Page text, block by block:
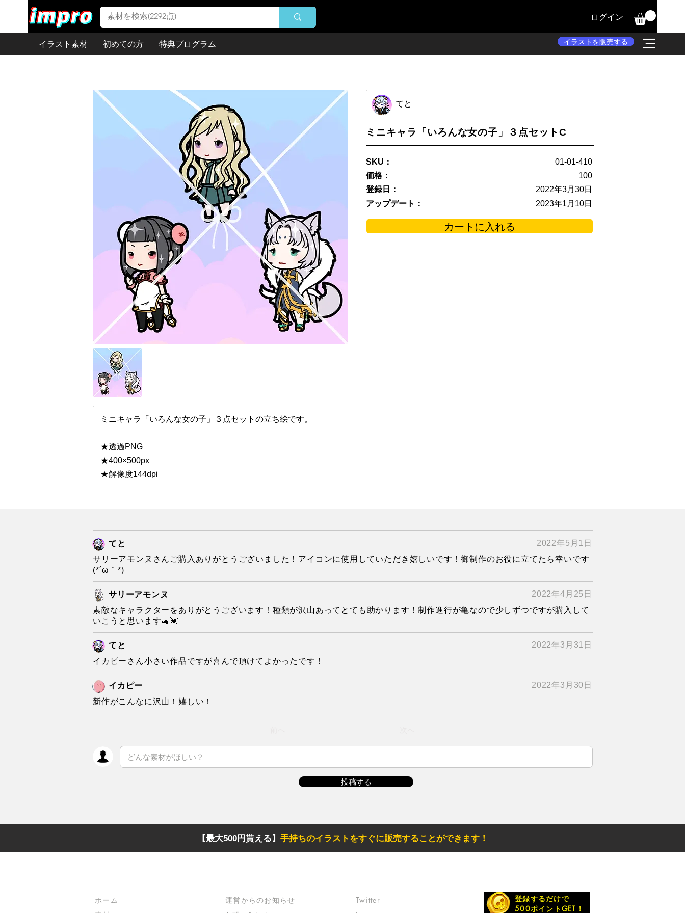
ログイン
イラスト素材 初めての方 特典プログラム イラストを販売する
てと
ミニキャラ「いろんな女の子」３点セットC
SKU：
01-01-410
価格：
100
登録日：
2022年3月30日
アップデート：
2023年1月10日
カートに入れる
ミニキャラ「いろんな女の子」３点セットの立ち絵です。
★透過PNG
★400×500px
★解像度144dpi
てと
2022年5月1日
サリーアモンヌさんご購入ありがとうございました！アイコンに使用していただき嬉しいです！御制作のお役に立てたら幸いです
(*´ω｀*)
サリーアモンヌ
2022年4月25日
素敵なキャラクターをありがとうございます！種類が沢山あってとても助かります！制作進行が亀なので少しずつですが購入して
いこうと思います🐢💓
てと
2022年3月31日
イカピーさん小さい作品ですが喜んで頂けてよかったです！
イカピー
2022年3月30日
新作がこんなに沢山！嬉しい！
投稿する
【最大500円貰える】 手持ちのイラストをすぐに販売することができます！
ホーム
​運営からのお知らせ
Twitter
登録するだけで
500ポイントGET！